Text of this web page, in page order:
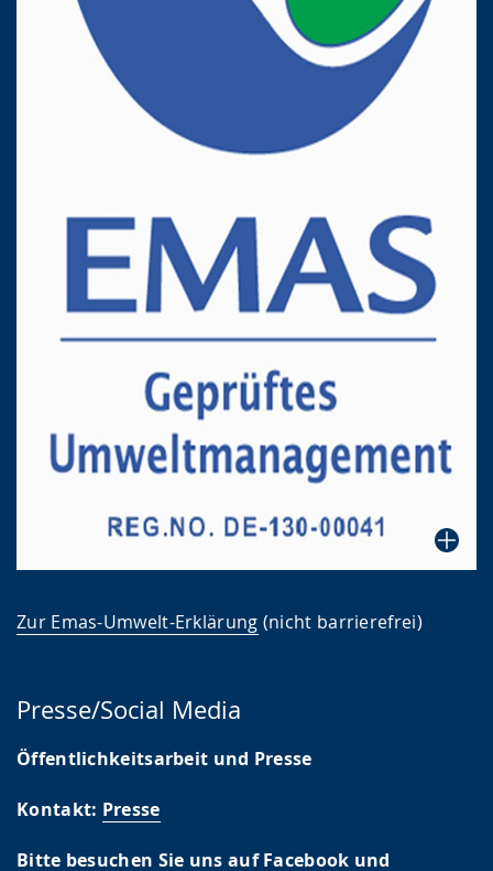
Zur Emas-Umwelt-Erklärung (nicht barrierefrei)
Presse/Social Media
Öffentlichkeitsarbeit und Presse
Kontakt: Presse
Bitte besuchen Sie uns auf Facebook und